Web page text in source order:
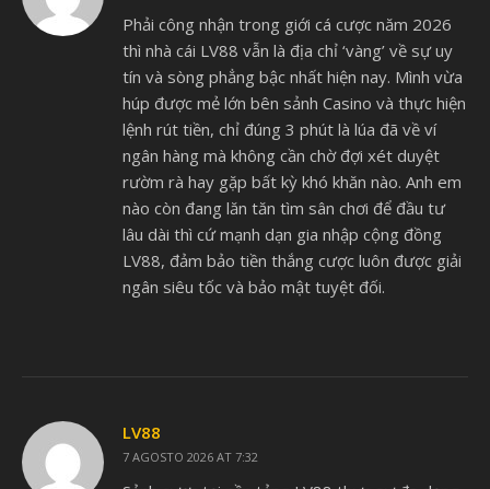
Phải công nhận trong giới cá cược năm 2026
thì nhà cái LV88 vẫn là địa chỉ ‘vàng’ về sự uy
tín và sòng phẳng bậc nhất hiện nay. Mình vừa
húp được mẻ lớn bên sảnh Casino và thực hiện
lệnh rút tiền, chỉ đúng 3 phút là lúa đã về ví
ngân hàng mà không cần chờ đợi xét duyệt
rườm rà hay gặp bất kỳ khó khăn nào. Anh em
nào còn đang lăn tăn tìm sân chơi để đầu tư
lâu dài thì cứ mạnh dạn gia nhập cộng đồng
LV88, đảm bảo tiền thắng cược luôn được giải
ngân siêu tốc và bảo mật tuyệt đối.
LV88
7 AGOSTO 2026 AT 7:32